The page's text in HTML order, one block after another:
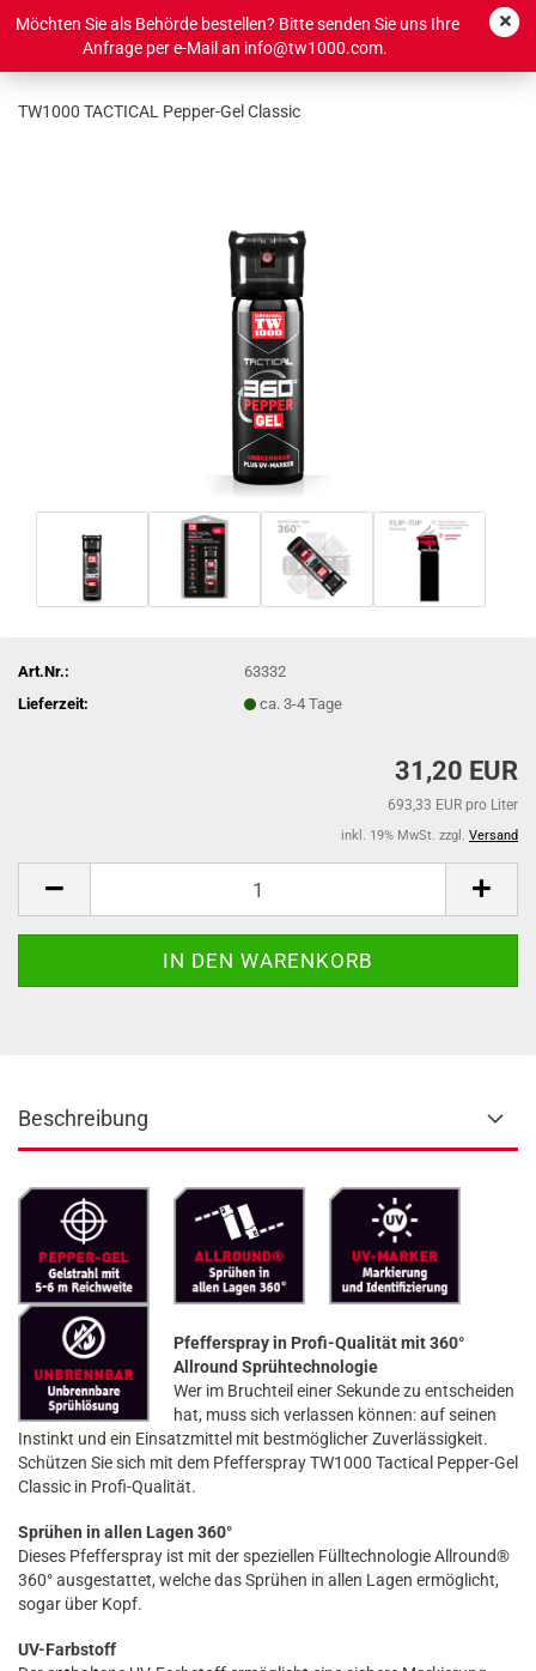
Möchten Sie als Behörde bestellen? Bitte senden Sie uns Ihre
Anfrage per e-Mail an info@tw1000.com.
TW1000 TACTICAL Pepper-Gel Classic
Art.Nr.:
63332
Lieferzeit:
ca. 3-4 Tage
31,20 EUR
693,33 EUR pro Liter
inkl. 19% MwSt. zzgl. Versand
Beschreibung
Pfefferspray in Profi-Qualität mit 360°
Allround Sprühtechnologie
Wer im Bruchteil einer Sekunde zu entscheiden
hat, muss sich verlassen können: auf seinen
Instinkt und ein Einsatzmittel mit bestmöglicher Zuverlässigkeit.
Schützen Sie sich mit dem Pfefferspray TW1000 Tactical Pepper-Gel
Classic in Profi-Qualität.
Sprühen in allen Lagen 360°
Dieses Pfefferspray ist mit der speziellen Fülltechnologie Allround®
360° ausgestattet, welche das Sprühen in allen Lagen ermöglicht,
sogar über Kopf.
UV-Farbstoff